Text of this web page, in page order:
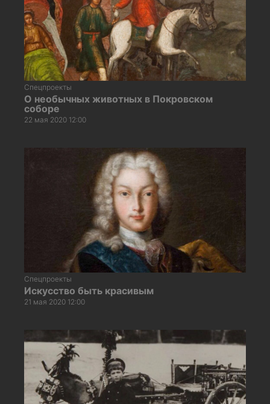
Спецпроекты
О необычных животных в Покровском
соборе
22 мая 2020 12:00
Спецпроекты
Искусство быть красивым
21 мая 2020 12:00